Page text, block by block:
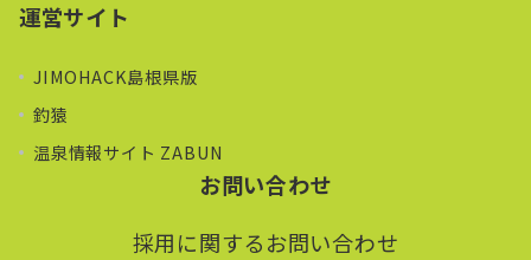
運営サイト
JIMOHACK島根県版
釣猿
温泉情報サイト ZABUN
お問い合わせ
採用に関するお問い合わせ